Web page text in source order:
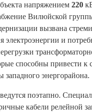
напряжением 220
Вилюйской
вызвана
электроэнергии и
способны привести к
западного энергорайона.
поэтапно.
кабели релейной